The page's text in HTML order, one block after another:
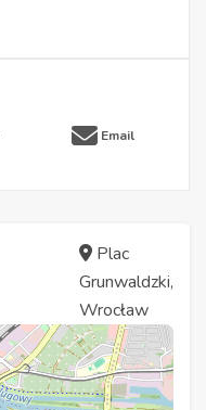
Email
Plac
Grunwaldzki,
Wrocław